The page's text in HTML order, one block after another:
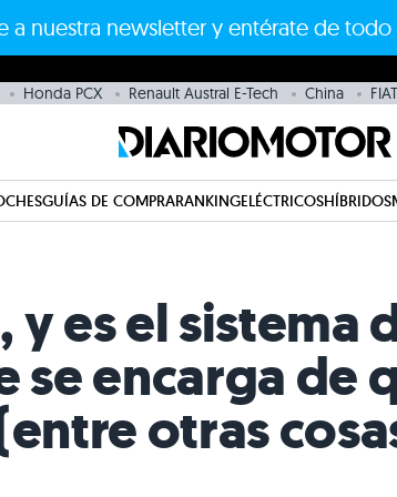
a nuestra newsletter y entérate de
Honda PCX Renault Austral E-Tech China
GUÍAS DE COMPRARANKINGELÉCTRICOSHÍBRIDOS
y es el sistema
se encarga de
otras